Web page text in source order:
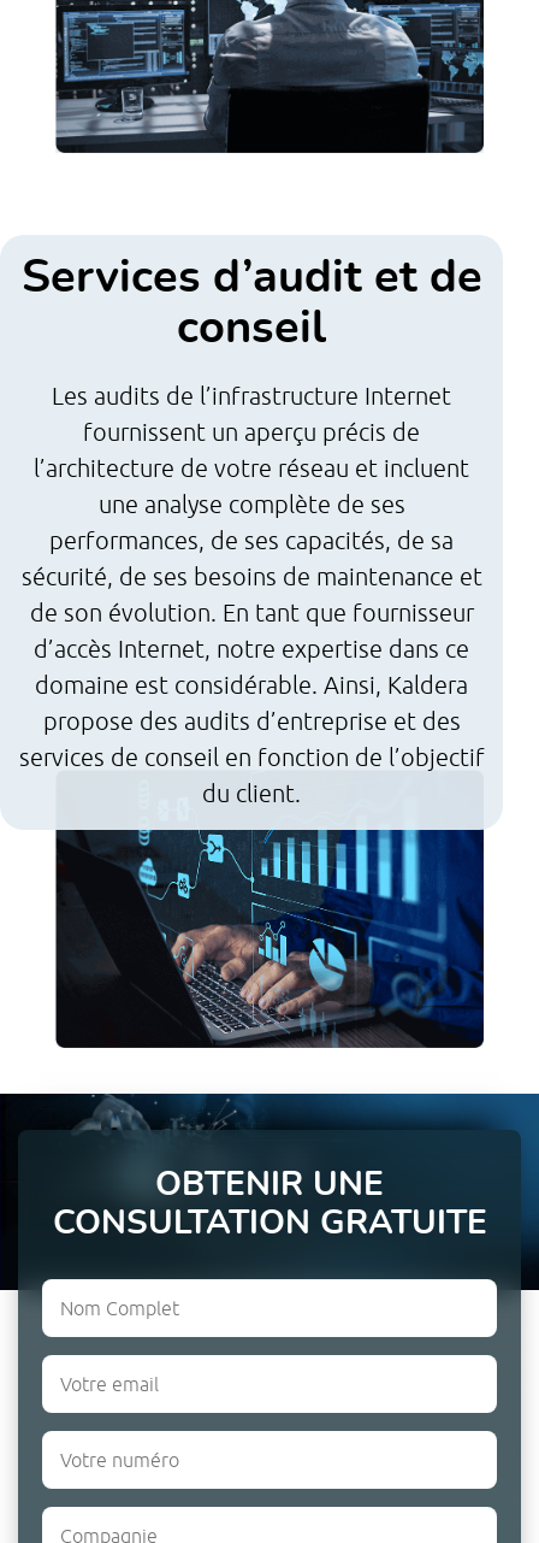
Services d’audit et de
conseil
Les audits de l’infrastructure Internet
fournissent un aperçu précis de
l’architecture de votre réseau et incluent
une analyse complète de ses
performances, de ses capacités, de sa
sécurité, de ses besoins de maintenance et
de son évolution. En tant que fournisseur
d’accès Internet, notre expertise dans ce
domaine est considérable. Ainsi, Kaldera
propose des audits d’entreprise et des
services de conseil en fonction de l’objectif
du client.
OBTENIR UNE
CONSULTATION GRATUITE